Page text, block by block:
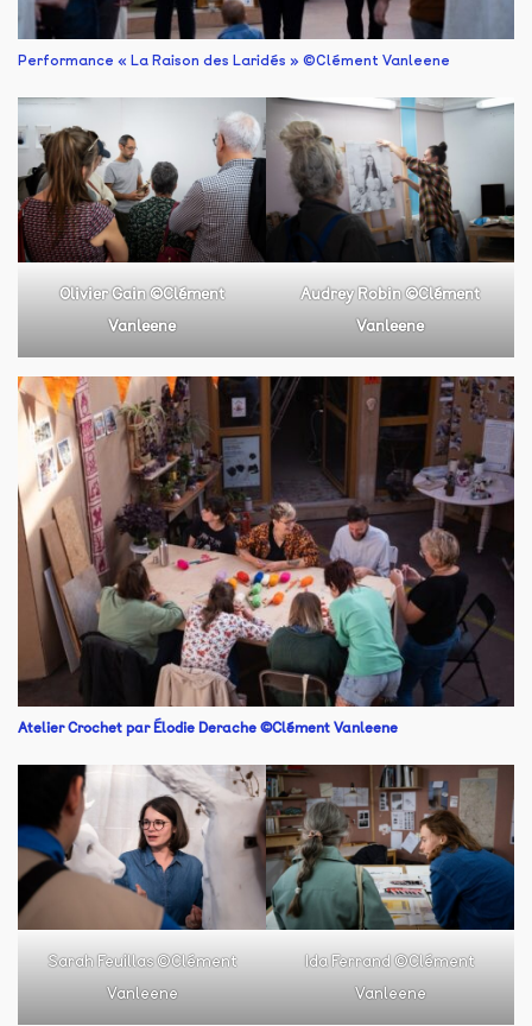
Performance « La Raison des Laridés » ©Clément Vanleene
Olivier Gain ©Clément
Vanleene
Audrey Robin ©Clément
Vanleene
Atelier Crochet par Élodie Derache ©Clément Vanleene
Sarah Feuillas ©Clément
Vanleene
Ida Ferrand ©Clément
Vanleene